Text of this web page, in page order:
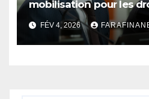
mobilisation pour les
palestinien
FÉV 4, 2026